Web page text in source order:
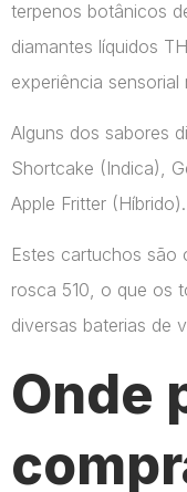
terpenos botânicos
diamantes líquidos
experiência sensorial
Alguns dos sabores
Shortcake (Indica),
Apple Fritter (Híbrido).
Estes cartuchos são
rosca 510, o que os
diversas baterias de
Onde